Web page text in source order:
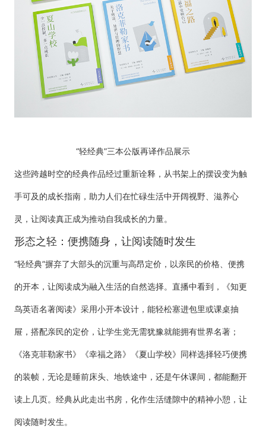
“轻经典”三本公版再译作品展示
这些跨越时空的经典作品经过重新诠释，从书架上的摆设变为触
手可及的成长指南，助力人们在忙碌生活中开阔视野、滋养心
灵，让阅读真正成为推动自我成长的力量。
形态之轻：便携随身，让阅读随时发生
“轻经典”摒弃了大部头的沉重与高昂定价，以亲民的价格、便携
的开本，让阅读成为融入生活的自然选择。直播中看到，《知更
鸟英语名著阅读》采用小开本设计，能轻松塞进包里或课桌抽
屉，搭配亲民的定价，让学生党无需犹豫就能拥有世界名著；
《洛克菲勒家书》《幸福之路》《夏山学校》同样选择轻巧便携
的装帧，无论是睡前床头、地铁途中，还是午休课间，都能翻开
读上几页。经典从此走出书房，化作生活缝隙中的精神小憩，让
阅读随时发生。